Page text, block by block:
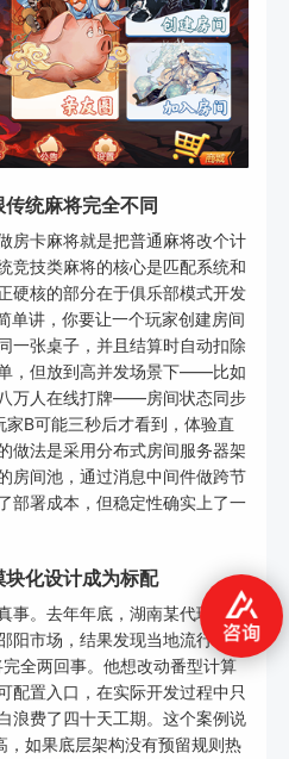
统麻将完全不同
房卡麻将就是把普通麻将改个计
竞技类麻将的核心是匹配系统和
硬核的部分在于俱乐部模式开发
单讲，你要让一个玩家创建房间
一张桌子，并且结算时自动扣除
，但放到高并发场景下——比如
万人在线打牌——房间状态同步
B可能三秒后才看到，体验直
做法是采用分布式房间服务器架
房间池，通过消息中间件做跨节
部署成本，但稳定性确实上了一
化设计成为标配
事。去年年底，湖南某代理商拿
阳市场，结果发现当地流行"跑
全两回事。他想改动番型计算
配置入口，在实际开发过程中只
浪费了四十天工期。这个案例说
如果底层架构没有预留规则热